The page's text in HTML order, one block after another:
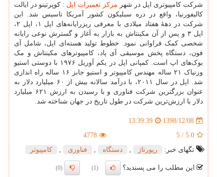
شرکت کامپیوتری اپل در شهر مرکز تعمیرات اپل : کوپرتینو در ایالت
کالیفورنیا، واقع در دره سیلیکون کشور آمریکا تاسیس شد. این
شرکت در دهه‌ٔ هفتاد میلادی با معرفی ریزرایانه‌های اپل ۱ ، اپل ۲،
اپل ۳ و پس از آن مکینتاش به بازار به آغاز و گسترش نوعی رایانه
شخصی کمک فراوانی نمود. خطوط تولید هسته‌ای اپل، شامل آی
فون، دستگاه پخش موسیقی آی پاد، کامپیوترهای مکینتاش و مک
بوک‌های اپ است. کمپانی اپل در یکم آوریل ۱۹۷۶ با دوستی استیو
وزنیاک ۲۱ ساله مهندس کامپیوتر و استیو جابز ۱۶ ساله راه اندازی
شد. اپل در سال ۲۰۱۱، با درآمد سالانه بیش از ۶۰ میلیارد دلار به
عنوان بزرگترین شرکت فناوری و با رسیدن به ارزش
۶۲۱ میلیارد
دلار با ارزش‌ترین شرکت در طول تاریخ در جهان شناخته شد
1398/12/08
13:39:39
5.0
/
5
4778
تگهای خبر:
رپورتاژ , دستگاه , فناوری , كامپیوتر
این مطلب را می پسندید؟ (1)
(0)